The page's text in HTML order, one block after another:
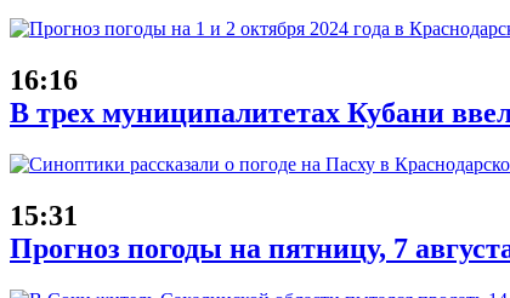
16:16
В трех муниципалитетах Кубани
15:31
Прогноз погоды на пятницу, 7